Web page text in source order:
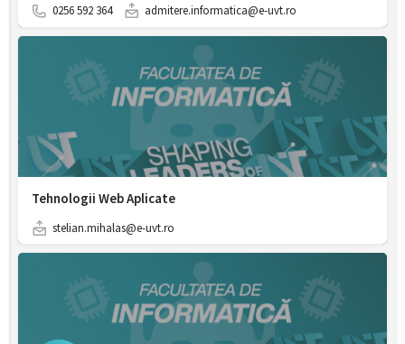
0256 592 364 admitere.informatica@e-uvt.ro
Tehnologii Web Aplicate
stelian.mihalas@e-uvt.ro